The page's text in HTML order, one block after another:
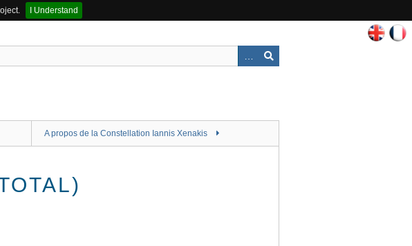
I Understand
A propos de la Constellation Iannis Xenakis